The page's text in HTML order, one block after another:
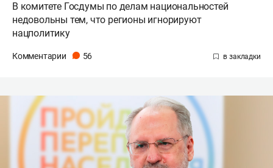
В комитете Госдумы по делам национальностей
недовольны тем, что регионы игнорируют
нацполитику
Комментарии 56